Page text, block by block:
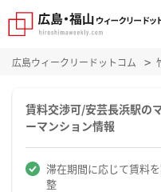
広島ウィークリードットコム
賃料交渉可/安芸長浜駅の
ーマンション情報
滞在期間に応じて賃料
整